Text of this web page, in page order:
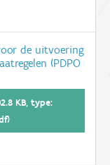
de uitvoering
(PDPO
KB, type: